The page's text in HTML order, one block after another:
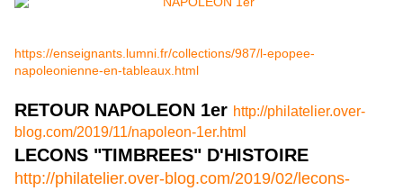
https://enseignants.lumni.fr/collections/987/l-epopee-
napoleonienne-en-tableaux.html
RETOUR NAPOLEON 1er http://philatelier.over-
blog.com/2019/11/napoleon-1er.html
LECONS "TIMBREES" D'HISTOIRE
http://philatelier.over-blog.com/2019/02/lecons-